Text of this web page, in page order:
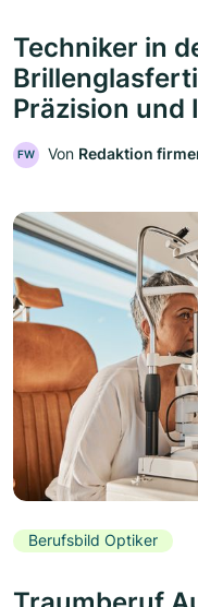
Techniker in
Präzision und
FW Von Redaktion
Berufsbild Optiker